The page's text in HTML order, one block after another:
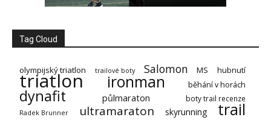
Tag Cloud
olympijský triatlon trailové boty Salomon MS hubnutí
triatlon ironman běhání v horách
dynafit půlmaraton boty trail recenze
Radek Brunner ultramaraton skyrunning trail